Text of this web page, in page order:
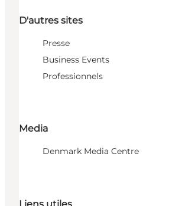
D'autres sites
Presse
Business Events
Professionnels
Media
Denmark Media Centre
Liens utiles